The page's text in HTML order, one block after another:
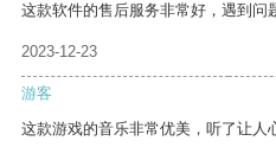
这款软件的售后服务非常好，遇到问
2023-12-23
游客
这款游戏的音乐非常优美，听了让人